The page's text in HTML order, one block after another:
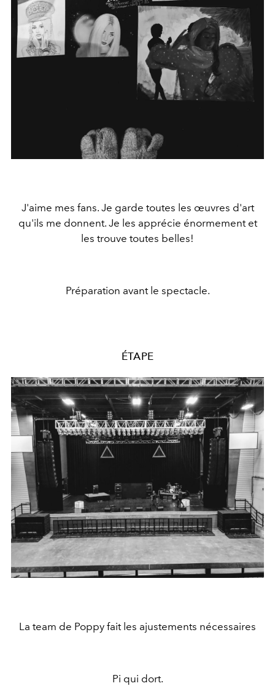
J'aime mes fans. Je garde toutes les œuvres d'art
qu'ils me donnent. Je les apprécie énormement et
les trouve toutes belles!
Préparation avant le spectacle.
ÉTAPE
La team de Poppy fait les ajustements nécessaires
Pi qui dort.